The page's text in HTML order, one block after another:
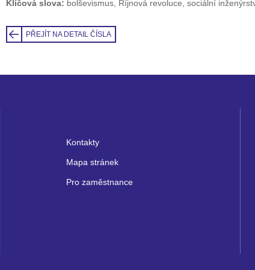
Klíčová slova: bolševismus, Říjnová revoluce, sociální
PŘEJÍT NA DETAIL ČÍSLA
Kontakty
Mapa stránek
Pro zaměstnance